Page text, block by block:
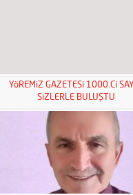
YöREMiZ GAZETESi 1000.Ci
SiZLERLE BULUŞTU